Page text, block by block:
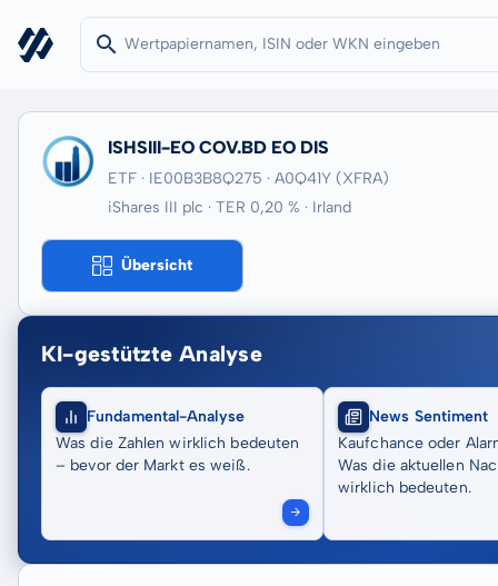
ISHSIII-EO COV.BD EO DIS
ETF · IE00B3B8Q275 · A0Q41Y (XFRA)
iShares III plc · TER 0,20 % · Irland
Übersicht
KI-gestützte Analyse
Fundamental-Analyse
Was die Zahlen wirklich bedeuten
– bevor der Markt es weiß.
News Sentiment
Kaufchance oder
Was die aktuellen
wirklich bedeuten.